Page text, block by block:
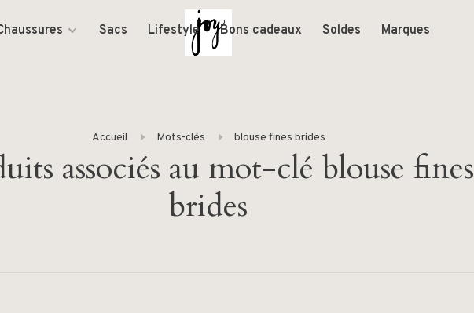
Sacs Lifestyle Bons cadeaux Soldes Marques
Accueil Mots-clés blouse fines brides
associés au mot-clé blouse fines
brides